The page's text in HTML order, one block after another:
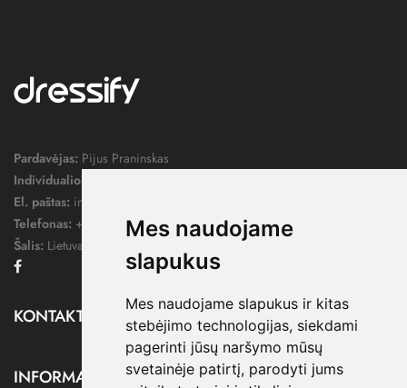
Mes naudojame
slapukus
Mes naudojame slapukus ir kitas
stebėjimo technologijas, siekdami
pagerinti jūsų naršymo mūsų
svetainėje patirtį, parodyti jums
Pardavėjas: Pijus Praninskas
Individualios veiklos pažymos nr.:
El. paštas: info@dressify.lt
Telefonas: +370 676 78578
Šalis: Lietuva
KONTAKTAI
INFORMACIJA